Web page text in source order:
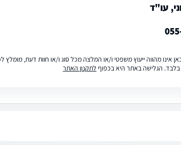
עו"ד
אינו מהווה ייעוץ משפטי ו/או המלצה מכל סוג ו/או חוות דעת,
בלבד. הגלישה באתר היא בכפוף לתקנון האתר